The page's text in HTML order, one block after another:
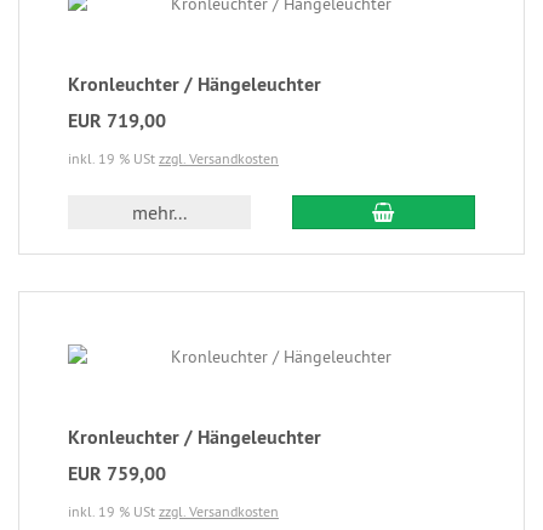
Kronleuchter / Hängeleuchter
EUR 719,00
inkl. 19 % USt zzgl. Versandkosten
mehr...
Kronleuchter / Hängeleuchter
EUR 759,00
inkl. 19 % USt zzgl. Versandkosten